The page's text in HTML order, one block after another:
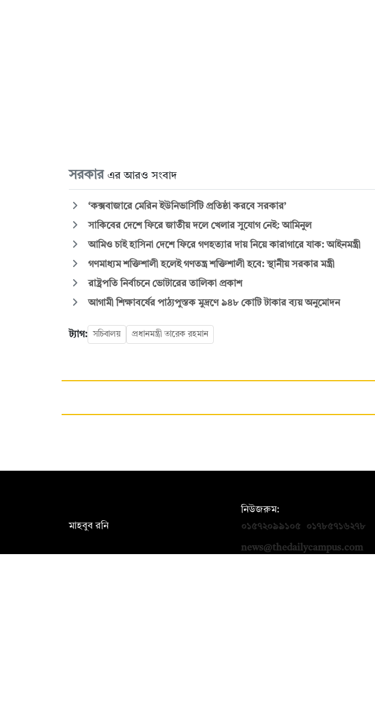
সরকার এর আরও সংবাদ
‘কক্সবাজারে মেরিন ইউনিভার্সিটি প্রতিষ্ঠা করবে সরকার’
সাকিবের দেশে ফিরে জাতীয় দলে খেলার সুযোগ নেই: আমিনুল
আমিও চাই হাসিনা দেশে ফিরে গণহত্যার দায় নিয়ে কারাগারে যাক: আইনমন্ত্রী
গণমাধ্যম শক্তিশালী হলেই গণতন্ত্র শক্তিশালী হবে: স্থানীয় সরকার মন্ত্রী
রাষ্ট্রপতি নির্বাচনে ভোটারের তালিকা প্রকাশ
আগামী শিক্ষাবর্ষের পাঠ্যপুস্তক মুদ্রণে ৯৪৮ কোটি টাকার ব্যয় অনুমোদন
ট্যাগ: সচিবালয় প্রধানমন্ত্রী তারেক রহমান
মাহবুব রনি
হোল্ডিংস, ৫২/১ নিউ ইস্কাটন রোড, ঢাকা
নিউজরুম:
০১৫৭২০৯৯১০৫
০১৭৮৫৭১৬২৭৮
news@thedailycampus.com